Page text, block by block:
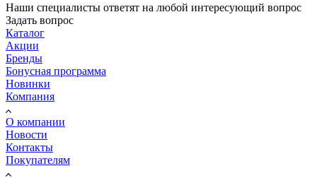
Наши специалисты ответят на любой интересующий вопрос
Задать вопрос
Каталог
Акции
Бренды
Бонусная программа
Новинки
Компания
О компании
Новости
Контакты
Покупателям